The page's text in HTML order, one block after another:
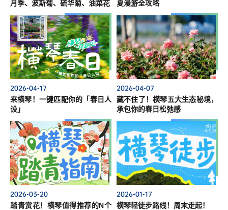
月季、波斯菊、硫华菊、油菜花
夏漫游全攻略
2026-04-17
来横琴！一键匹配你的「春日人
设」
2026-04-07
藏不住了！横琴五大生态秘境，
承包你的春日松弛感
2026-03-20
踏青赏花！横琴值得推荐的N个
2026-01-17
横琴轻徒步路线！周末走起！